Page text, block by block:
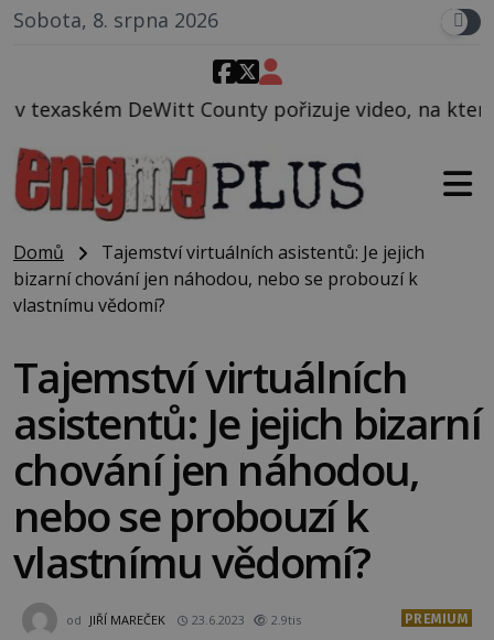
Sobota, 8. srpna 2026
pořizuje video, na kterém před jeho vozem
Domů
Tajemství virtuálních asistentů: Je jejich
bizarní chování jen náhodou, nebo se probouzí k
vlastnímu vědomí?
Tajemství virtuálních
asistentů: Je jejich bizarní
chování jen náhodou,
nebo se probouzí k
vlastnímu vědomí?
od JIŘÍ MAREČEK 23.6.2023 2.9tis PREMIUM